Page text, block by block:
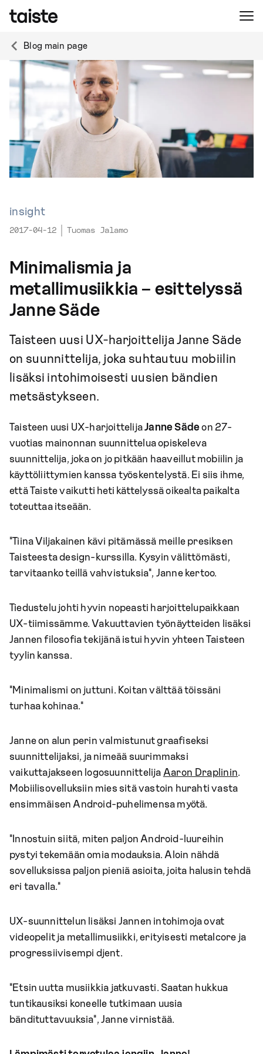
Blog main page
insight
2017-04-12 Tuomas Jalamo
Minimalismia ja
metallimusiikkia – esittelyssä
Janne Säde
Taisteen uusi UX-harjoittelija Janne Säde
on suunnittelija, joka suhtautuu mobiilin
lisäksi intohimoisesti uusien bändien
metsästykseen.
Taisteen uusi UX-harjoittelijaJanne Sädeon 27-
vuotias mainonnan suunnittelua opiskeleva
suunnittelija, joka on jo pitkään haaveillut mobiilin ja
käyttöliittymien kanssa työskentelystä. Ei siis ihme,
että Taiste vaikutti heti kättelyssä oikealta paikalta
toteuttaa itseään.
"Tiina Viljakainen kävi pitämässä meille presiksen
Taisteesta design-kurssilla. Kysyin välittömästi,
tarvitaanko teillä vahvistuksia", Janne kertoo.
Tiedustelu johti hyvin nopeasti harjoittelupaikkaan
UX-tiimissämme. Vakuuttavien työnäytteiden lisäksi
Jannen filosofia tekijänä istui hyvin yhteen Taisteen
tyylin kanssa.
"Minimalismi on juttuni. Koitan välttää töissäni
turhaa kohinaa."
Janne on alun perin valmistunut graafiseksi
suunnittelijaksi, ja nimeää suurimmaksi
vaikuttajakseen logosuunnittelija Aaron Draplinin.
Mobiilisovelluksiin mies sitä vastoin hurahti vasta
ensimmäisen Android-puhelimensa myötä.
"Innostuin siitä, miten paljon Android-luureihin
pystyi tekemään omia modauksia. Aloin nähdä
sovelluksissa paljon pieniä asioita, joita halusin tehdä
eri tavalla."
UX-suunnittelun lisäksi Jannen intohimoja ovat
videopelit ja metallimusiikki, erityisesti metalcore ja
progressiivisempi djent.
"Etsin uutta musiikkia jatkuvasti. Saatan hukkua
tuntikausiksi koneelle tutkimaan uusia
bändituttavuuksia", Janne virnistää.